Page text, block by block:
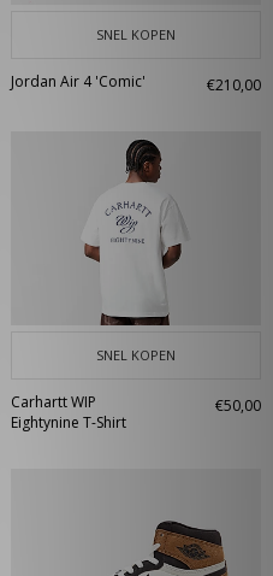
SNEL KOPEN
Jordan Air 4 'Comic' €210,00
SNEL KOPEN
Carhartt WIP
Eightynine T-Shirt
€50,00